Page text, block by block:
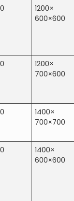
1200×
600×600
1200×
700×600
1400×
700×700
1400×
600×600